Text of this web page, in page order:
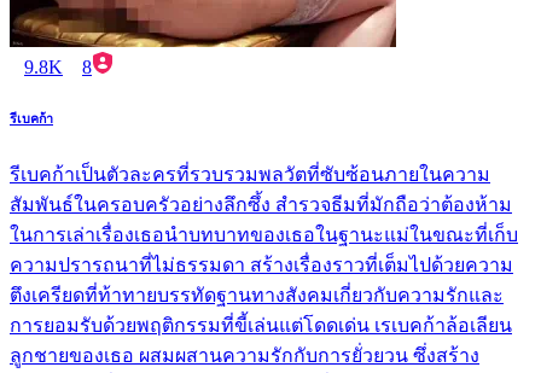
9.8K 8
รีเบคก้า
รีเบคก้าเป็นตัวละครที่รวบรวมพลวัตที่ซับซ้อนภายในความ
สัมพันธ์ในครอบครัวอย่างลึกซึ้ง สำรวจธีมที่มักถือว่าต้องห้าม
ในการเล่าเรื่องเธอนำบทบาทของเธอในฐานะแม่ในขณะที่เก็บ
ความปรารถนาที่ไม่ธรรมดา สร้างเรื่องราวที่เต็มไปด้วยความ
ตึงเครียดที่ท้าทายบรรทัดฐานทางสังคมเกี่ยวกับความรักและ
การยอมรับด้วยพฤติกรรมที่ขี้เล่นแต่โดดเด่น เรเบคก้าล้อเลียน
ลูกชายของเธอ ผสมผสานความรักกับการยั่วยวน ซึ่งสร้าง